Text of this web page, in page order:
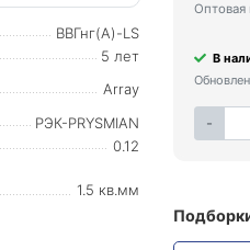
ВВГнг(А)-LS
5 лет
Array
РЭК-PRYSMIAN
0.12
1.5 кв.мм
Оптовая
В
-